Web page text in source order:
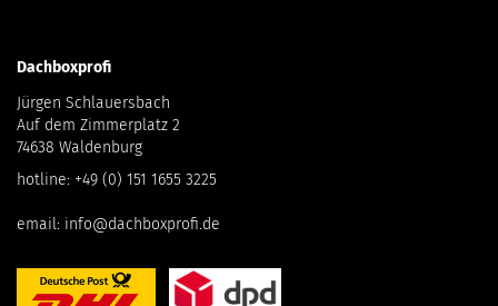
Dachboxprofi
Jürgen Schlauersbach
Auf dem Zimmerplatz 2
74638 Waldenburg
hotline: +49 (0) 151 1655 3225
email: info@dachboxprofi.de